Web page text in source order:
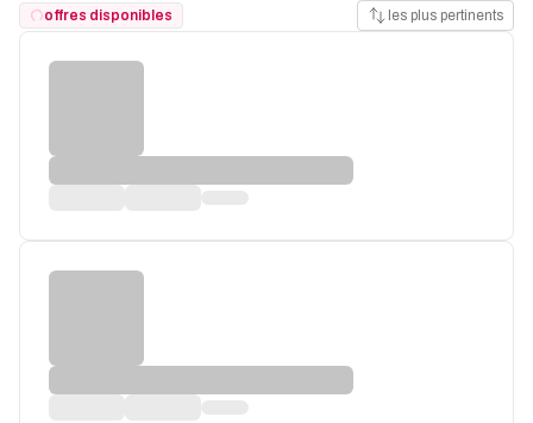
offres disponibles les plus pertinents